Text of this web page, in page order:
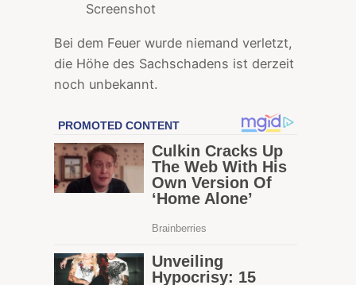
Screenshot
Bei dem Feuer wurde niemand verletzt,
die Höhe des Sachschadens ist derzeit
noch unbekannt.